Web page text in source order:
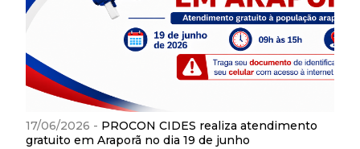
17/06/2026 - PROCON CIDES realiza atendimento
gratuito em Araporã no dia 19 de junho